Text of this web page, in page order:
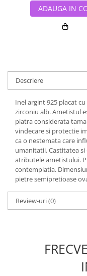
ADAUGA IN
Descriere
Inel argint 925 placat
zirconiu alb. Ametistul
piatra considerata
vindecare si protectie
ca o nestemata care
umanitatii. Castitatea
atributele ametistului.
contemplatia.
pietre semipretioase
Review-uri(0)